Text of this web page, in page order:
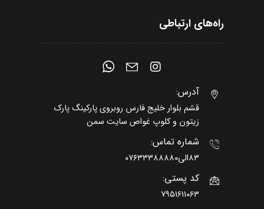
راه‌های ارتباطی
آدرس:
قشم بلوار خلیج فارس روبروی پارکینگ پارک
زیتون و کلوپ غواص سایت سمن
شماره تماس:
۸۳الی۰۷۶۳۳۳۸۸۸۸۰
کد پستی:
۷۹۵۱۶۱۱۰۶۳